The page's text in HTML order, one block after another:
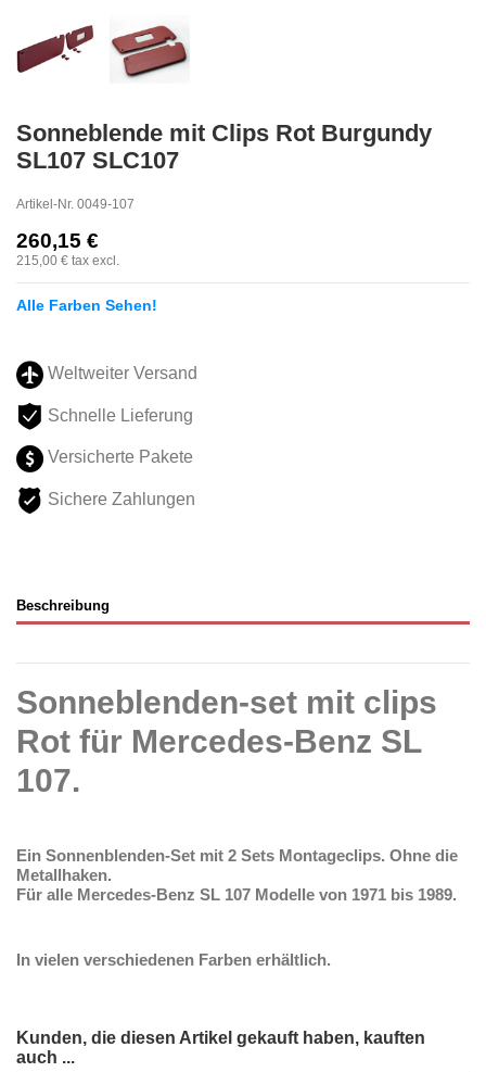
Sonneblende mit Clips Rot Burgundy
SL107 SLC107
Artikel-Nr. 0049-107
260,15 €
215,00 € tax excl.
Alle Farben Sehen!
Weltweiter Versand
Schnelle Lieferung
Versicherte Pakete
Sichere Zahlungen
Beschreibung
Sonneblenden-set mit clips
Rot für Mercedes-Benz SL
107.
Ein Sonnenblenden-Set mit 2 Sets Montageclips. Ohne die
Metallhaken.
Für alle Mercedes-Benz SL 107 Modelle von 1971 bis 1989.
In vielen verschiedenen Farben erhältlich.
Kunden, die diesen Artikel gekauft haben, kauften
auch ...